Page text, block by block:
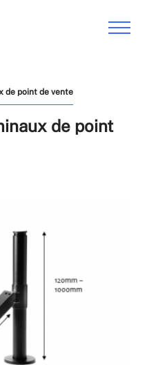
de point de vente
de point